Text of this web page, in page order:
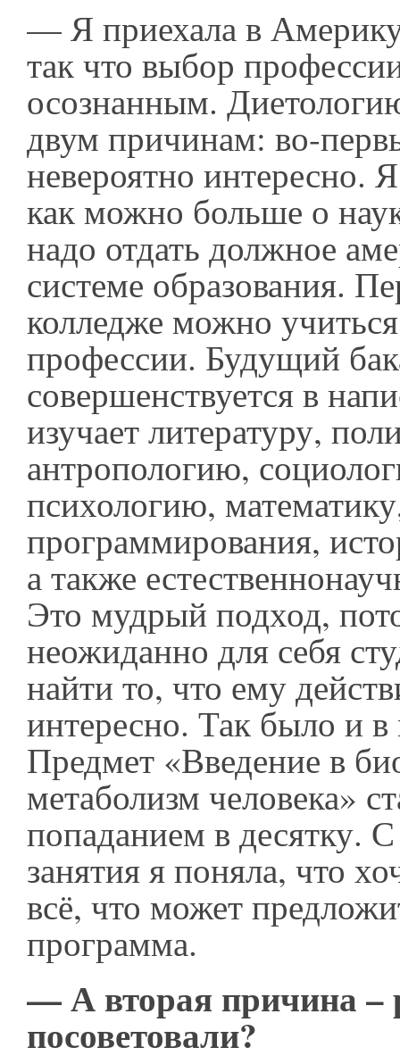
— Я приехала в
так что выбор
осознанным.
двум причинам: во-
невероятно интересно.
как можно больше о
надо отдать должное
системе образования.
колледже можно
профессии. Будущий
совершенствуется в
изучает литературу,
антропологию,
психологию,
программирования,
а также
Это мудрый подход,
неожиданно для себя
найти то, что ему
интересно. Так было и
Предмет «Введение в
метаболизм человека»
попаданием в десятку.
занятия я поняла, что
всё, что может
программа.
— А вторая причина –
посоветовали?